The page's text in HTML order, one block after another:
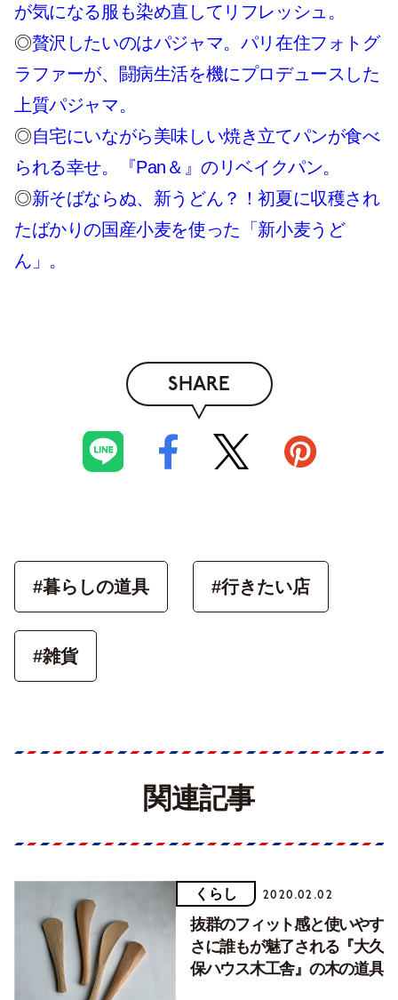
が気になる服も染め直してリフレッシュ。
◎贅沢したいのはパジャマ。パリ在住フォトグ
ラファーが、闘病生活を機にプロデュースした
上質パジャマ。
◎自宅にいながら美味しい焼き立てパンが食べ
られる幸せ。『Pan＆』のリベイクパン。
◎新そばならぬ、新うどん？！初夏に収穫され
たばかりの国産小麦を使った「新小麦うど
ん」。
SHARE
#暮らしの道具 #行きたい店
#雑貨
関連記事
くらし 2020.02.02
抜群のフィット感と使いやす
さに誰もが魅了される『大久
保ハウス木工舎』の木の道具